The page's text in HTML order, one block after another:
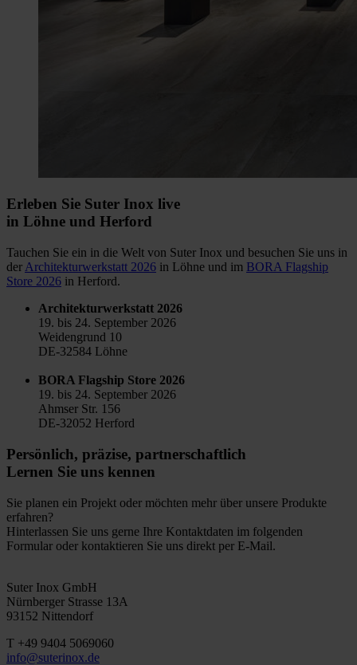
Erleben Sie Suter Inox live
in Löhne und Herford
Tauchen Sie ein in die Welt von Suter Inox und besuchen Sie uns in
der Architekturwerkstatt 2026 in Löhne und im BORA Flagship
Store 2026 in Herford.
Architekturwerkstatt 2026
19. bis 24. September 2026
Weidengrund 10
DE-32584 Löhne
BORA Flagship Store 2026
19. bis 24. September 2026
Ahmser Str. 156
DE-32052 Herford
Persönlich, präzise, partnerschaftlich
Lernen Sie uns kennen
Sie planen ein Projekt oder möchten mehr über unsere Produkte
erfahren?
Hinterlassen Sie uns gerne Ihre Kontaktdaten im folgenden
Formular oder kontaktieren Sie uns direkt per E-Mail.
Suter Inox GmbH
Nürnberger Strasse 13A
93152 Nittendorf
T +49 9404 5069060
info@suterinox.de